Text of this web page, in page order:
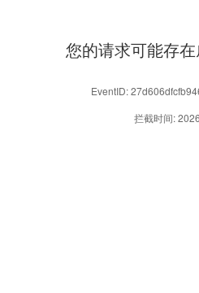
您的请求可能存
EventID:
拦截时间: